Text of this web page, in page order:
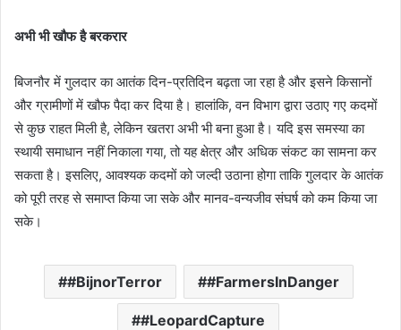
अभी भी खौफ है बरकरार
बिजनौर में गुलदार का आतंक दिन-प्रतिदिन बढ़ता जा रहा है और इसने किसानों
और ग्रामीणों में खौफ पैदा कर दिया है। हालांकि, वन विभाग द्वारा उठाए गए कदमों
से कुछ राहत मिली है, लेकिन खतरा अभी भी बना हुआ है। यदि इस समस्या का
स्थायी समाधान नहीं निकाला गया, तो यह क्षेत्र और अधिक संकट का सामना कर
सकता है। इसलिए, आवश्यक कदमों को जल्दी उठाना होगा ताकि गुलदार के आतंक
को पूरी तरह से समाप्त किया जा सके और मानव-वन्यजीव संघर्ष को कम किया जा
सके।
#BijnorTerror #FarmersInDanger
#LeopardCapture